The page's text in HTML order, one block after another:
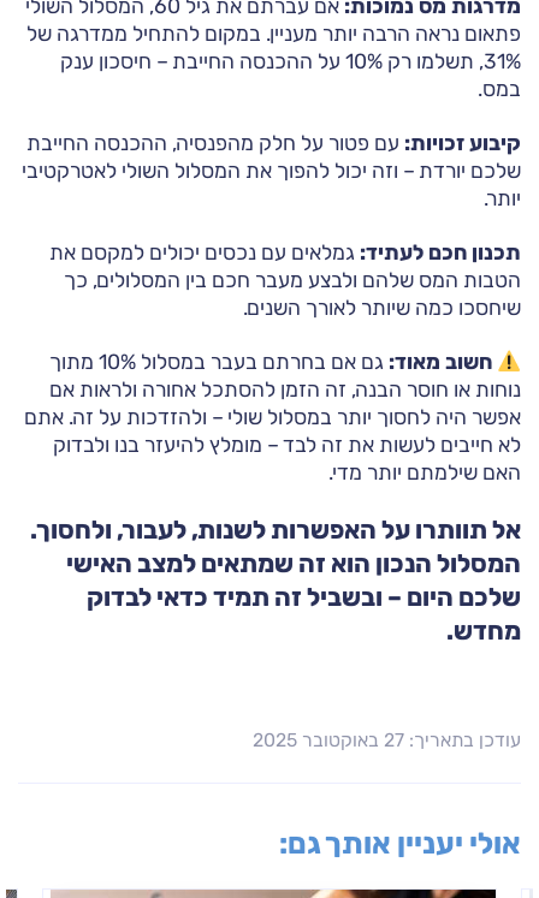
מדרגות מס נמוכות:
אם עברתם את גיל 60, המסלול השולי
פתאום נראה הרבה יותר מעניין. במקום להתחיל ממדרגה של
31%, תשלמו רק 10% על ההכנסה החייבת – חיסכון ענק
במס.
קיבוע זכויות: עם פטור על חלק מהפנסיה, ההכנסה החייבת
שלכם יורדת – וזה יכול להפוך את המסלול השולי לאטרקטיבי
יותר.
תכנון חכם לעתיד: גמלאים עם נכסים יכולים למקסם את
הטבות המס שלהם ולבצע מעבר חכם בין המסלולים, כך
שיחסכו כמה שיותר לאורך השנים.
חשוב מאוד:
גם אם בחרתם בעבר במסלול 10% מתוך
נוחות או חוסר הבנה, זה הזמן להסתכל אחורה ולראות אם
אפשר היה לחסוך יותר במסלול שולי – ולהזדכות על זה. אתם
לא חייבים לעשות את זה לבד – מומלץ להיעזר בנו ולבדוק
האם שילמתם יותר מדי.
אל תוותרו על האפשרות לשנות, לעבור, ולחסוך.
המסלול הנכון הוא זה שמתאים למצב האישי
שלכם היום – ובשביל זה תמיד כדאי לבדוק
מחדש.
עודכן בתאריך: 27 באוקטובר 2025
אולי יעניין אותך גם: